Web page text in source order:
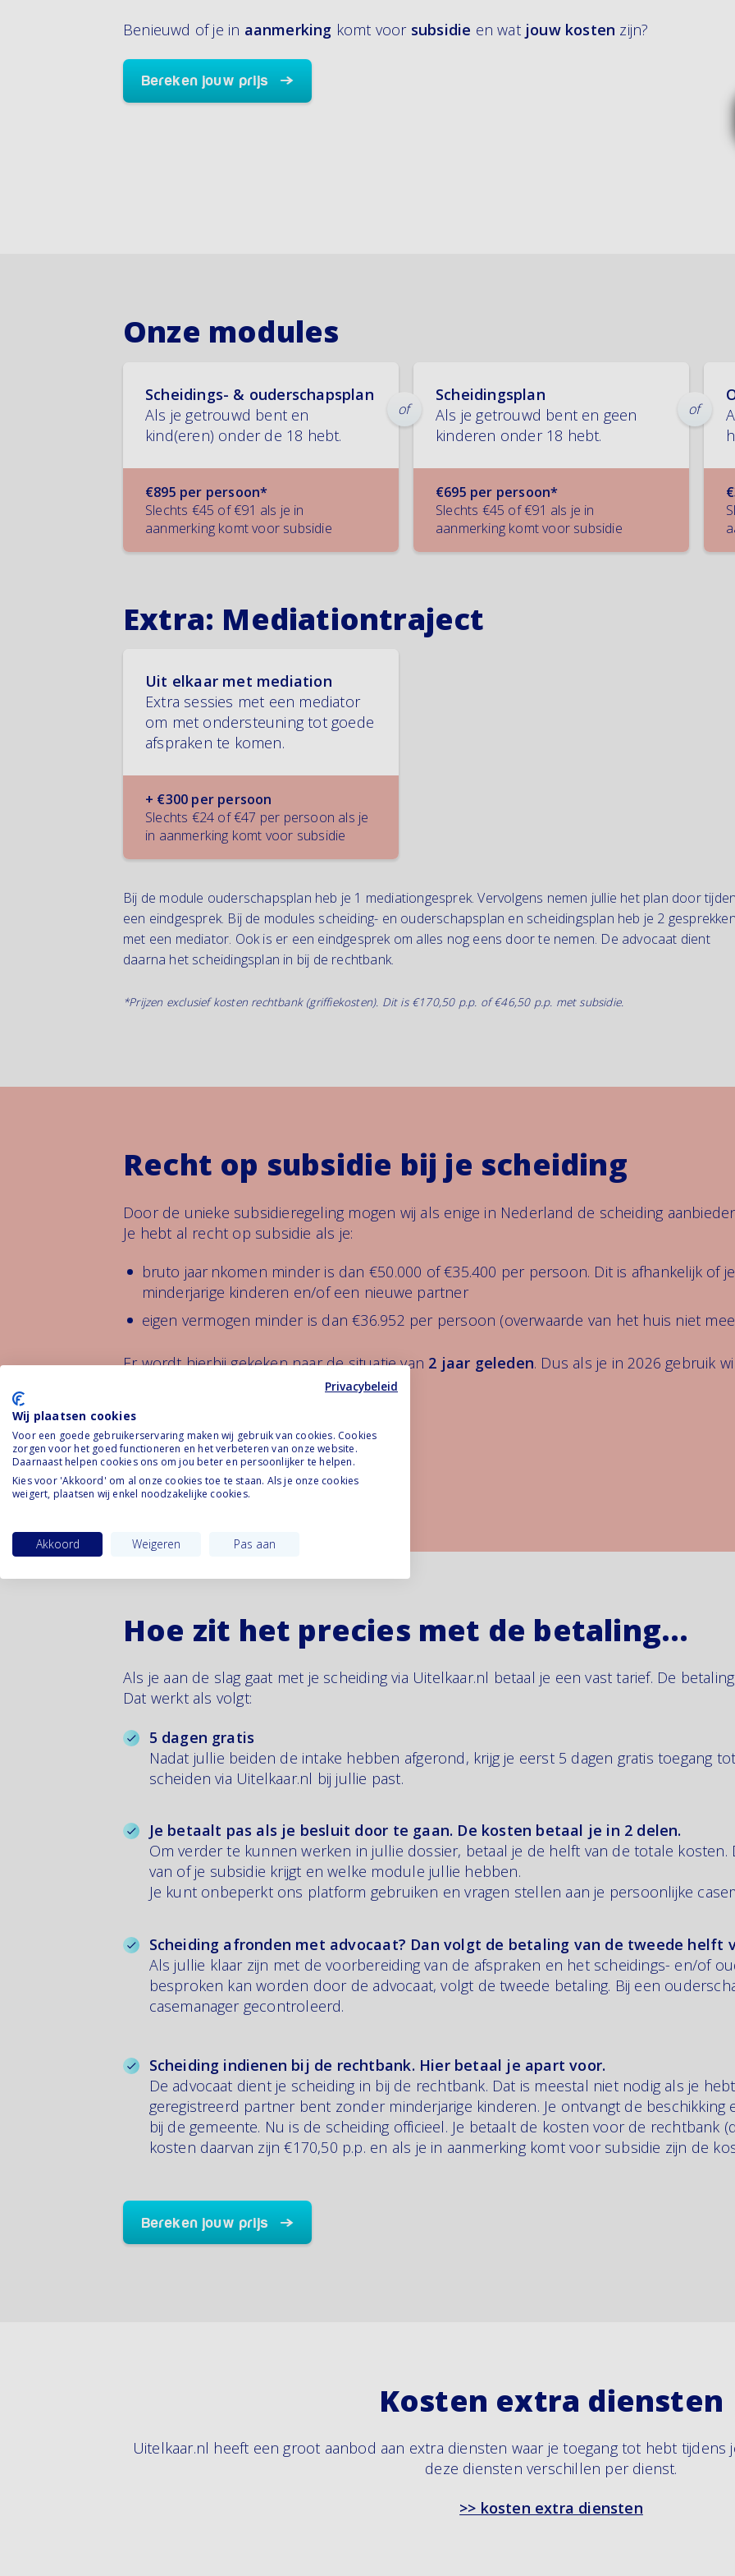
Benieuwd of je in aanmerking komt voor subsidie en wat jouw kosten zijn?
Bereken jouw prijs
Onze modules
Scheidings- & ouderschapsplan
Als je getrouwd bent en
kind(eren) onder de 18 hebt.
€895 per persoon*
Slechts €45 of €91 als je in
aanmerking komt voor subsidie
Scheidingsplan
Als je getrouwd bent en geen
kinderen onder 18 hebt.
€695 per persoon*
Slechts €45 of €91 als je in
aanmerking komt voor subsidie
Extra: Mediationtraject
Uit elkaar met mediation
Extra sessies met een mediator
om met ondersteuning tot goede
afspraken te komen.
+ €300 per persoon
Slechts €24 of €47 per persoon als je
in aanmerking komt voor subsidie
Bij de module ouderschapsplan heb je 1 mediationgesprek. Vervolgens nemen jullie het plan door
een eindgesprek. Bij de modules scheiding- en ouderschapsplan en scheidingsplan heb je 2
met een mediator. Ook is er een eindgesprek om alles nog eens door te nemen. De advocaat dient
daarna het scheidingsplan in bij de rechtbank.
*Prijzen exclusief kosten rechtbank (griffiekosten). Dit is €170,50 p.p. of €46,50 p.p. met subsidie.
Recht op subsidie bij je scheiding
Door de unieke subsidieregeling mogen wij als enige in Nederland de scheiding
Je hebt al recht op subsidie als je:
bruto jaarinkomen minder is dan €50.000 of €35.400 per persoon. Dit is afhankelijk of
minderjarige kinderen en/of een nieuwe partner
eigen vermogen minder is dan €36.952 per persoon (overwaarde van het huis niet
Er wordt hierbij gekeken naar de situatie van 2 jaar geleden. Dus als je in 2026 gebruik
Meer over subsidie
Hoe zit het precies met de betaling…
Als je aan de slag gaat met je scheiding via Uitelkaar.nl betaal je een vast tarief. De
Dat werkt als volgt:
5 dagen gratis
Nadat jullie beiden de intake hebben afgerond, krijg je eerst 5 dagen gratis toegang
scheiden via Uitelkaar.nl bij jullie past.
Je betaalt pas als je besluit door te gaan. De kosten betaal je in 2 delen.
Om verder te kunnen werken in jullie dossier, betaal je de helft van de totale kosten.
van of je subsidie krijgt en welke module jullie hebben.
Je kunt onbeperkt ons platform gebruiken en vragen stellen aan je persoonlijke
Scheiding afronden met advocaat? Dan volgt de betaling van de tweede helft
Als jullie klaar zijn met de voorbereiding van de afspraken en het scheidings- en/of
besproken kan worden door de advocaat, volgt de tweede betaling. Bij een
casemanager gecontroleerd.
Scheiding indienen bij de rechtbank. Hier betaal je apart voor.
De advocaat dient je scheiding in bij de rechtbank. Dat is meestal niet nodig als je
geregistreerd partner bent zonder minderjarige kinderen. Je ontvangt de
bij de gemeente. Nu is de scheiding officieel. Je betaalt de kosten voor de rechtbank
kosten daarvan zijn €170,50 p.p. en als je in aanmerking komt voor subsidie zijn de
Bereken jouw prijs
Kosten extra diensten
Uitelkaar.nl heeft een groot aanbod aan extra diensten waar je toegang tot hebt tijdens
deze diensten verschillen per dienst.
>> kosten extra diensten
Privacybeleid
Wij plaatsen cookies
Voor een goede gebruikerservaring maken wij gebruik van cookies. Cookies
zorgen voor het goed functioneren en het verbeteren van onze website.
Daarnaast helpen cookies ons om jou beter en persoonlijker te helpen.
Kies voor 'Akkoord' om al onze cookies toe te staan. Als je onze cookies
weigert, plaatsen wij enkel noodzakelijke cookies.
Akkoord Weigeren Pas aan